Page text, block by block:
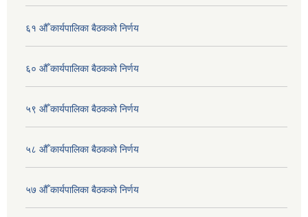
६१ औँ कार्यपालिका बैठकको निर्णय
६० औँ कार्यपालिका बैठकको निर्णय
५९ औँ कार्यपालिका बैठकको निर्णय
५८ औँ कार्यपालिका बैठकको निर्णय
५७ औँ कार्यपालिका बैठकको निर्णय